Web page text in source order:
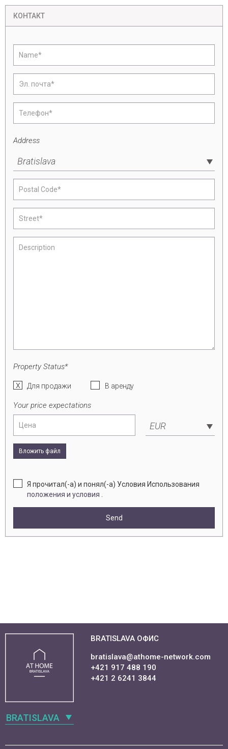
КОНТАКТ
Address
Bratislava
Property Status*
Для продажи В аренду
Your price expectations
EUR
Вложить файл
Я прочитал(-а) и понял(-а) Условия Использования
положения и условия
Send
BRATISLAVA
BRATISLAVA ОФИС
bratislava@athome-network.com
+421 917 488 190
+421 2 6241 3844